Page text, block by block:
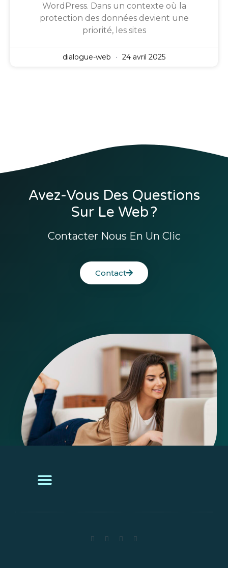
WordPress. Dans un contexte où la
protection des données devient une
priorité, les sites
dialogue-web 24 avril 2025
Avez-Vous Des Questions
Sur Le Web ?
Contacter Nous En Un Clic
Contact